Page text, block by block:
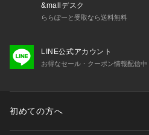
&mallデスク
ららぽーと受取なら送料無料
LINE公式アカウント
お得なセール・クーポン情報配信中
初めての方へ